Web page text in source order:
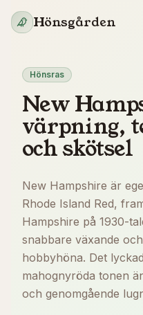
Hönsgården
Hönsras
New
värpning,
och skötsel
New Hampshire är
Rhode Island Red,
Hampshire på 1930-
snabbare växande
hobbyhöna. Det
mahognyröda tonen
och genomgående